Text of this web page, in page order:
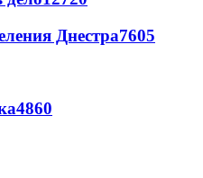
Днестра7605
4860